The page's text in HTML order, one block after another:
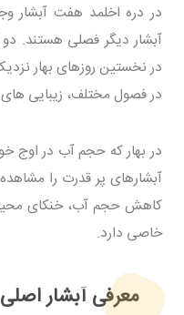
در دره اخلمد هفت آبشار
آبشار دیگر فصلی هستند. دو
در فصول مختلف، زیبایی های
در بهار که حجم آب در اوج
آبشارهای پر قدرت را
کاهش حجم آب، خنکای
خاصی دارد.
معرفی آبشار